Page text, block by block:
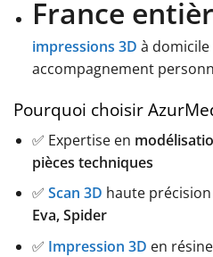
France
impressions 3D à
accompagnement
Pourquoi choisir
✅ Expertise en
pièces techniques
✅ Scan 3D haute précision
Eva, Spider
✅ Impression 3D en